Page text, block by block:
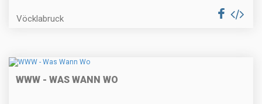
Vöcklabruck
WWW - WAS WANN WO